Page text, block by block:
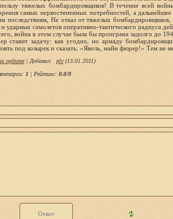
тяжелых бомбардировщиков! В течение всей
самых первостепенных потребностей, а
последствиям, Не отказ от тяжелых
ударных самолетов оперативно-тактического радиуса
война в этом случае была бы проиграна задолго до
ставит задачу: как угодно, но армаду
под козырек и сказать: «Яволь, майн фюрер!» Тем не
орбите| Добавил: plv(13.01.2011)
: 1 | Рейтинг: 0.0/0